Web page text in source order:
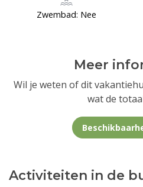
Zwembad: Nee
Meer
Wil je weten of dit
wat de
Activiteiten in de